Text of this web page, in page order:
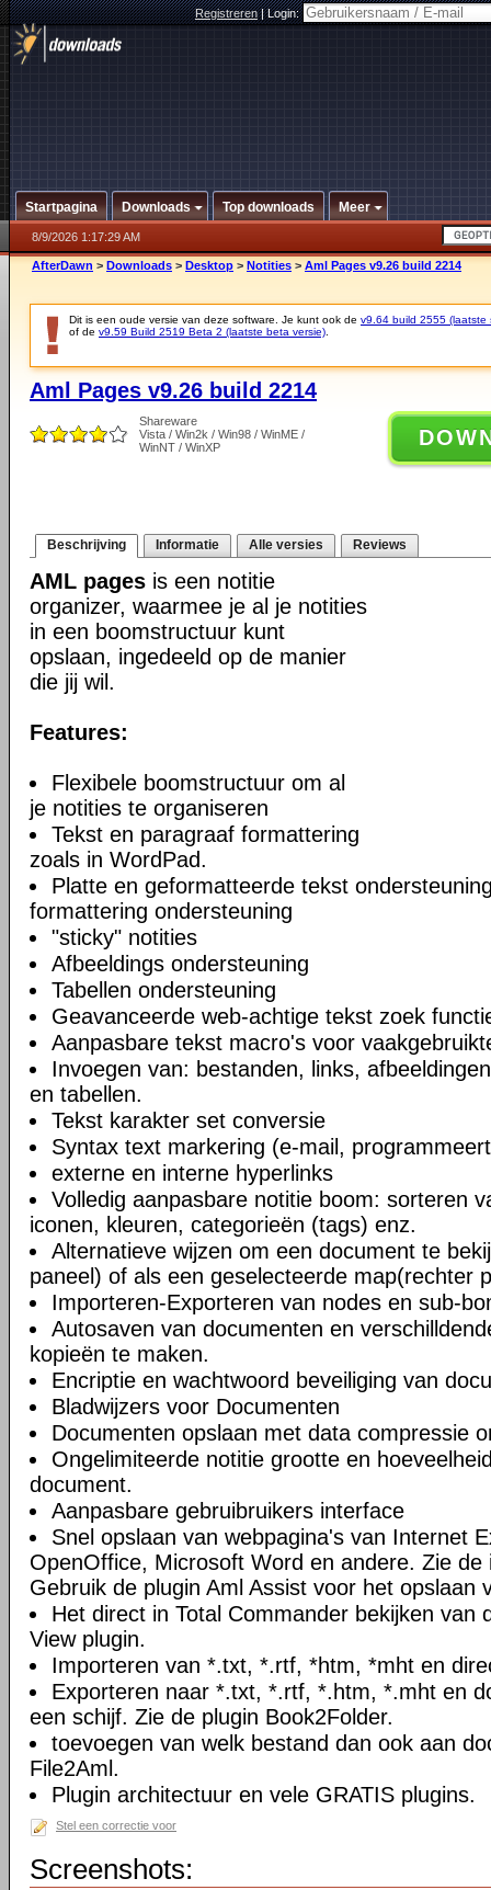
Registreren|Login:
Startpagina Downloads Top downloads Meer
8/9/2026 1:17:29 AM
AfterDawn > Downloads > Desktop > Notities > Aml Pages v9.26 build 2214
Dit is een oude versie van deze software. Je kunt ook de v9.64 build 2555 (laatste
of de v9.59 Build 2519 Beta 2 (laatste beta versie)
Aml Pages v9.26 build 2214
Shareware
Vista / Win2k / Win98 / WinME /
WinNT / WinXP
Beschrijving Informatie Alle versies Reviews
AML pages is een notitie
organizer, waarmee je al je notities
in een boomstructuur kunt
opslaan, ingedeeld op de manier
die jij wil.
Features:
Flexibele boomstructuur om al
je notities te organiseren
Tekst en paragraaf formattering
zoals in WordPad.
Platte en geformatteerde tekst
formattering ondersteuning
"sticky" notities
Afbeeldings ondersteuning
Tabellen ondersteuning
Geavanceerde web-achtige tekst zoek
Aanpasbare tekst macro's voor
Invoegen van: bestanden, links,
en tabellen.
Tekst karakter set conversie
Syntax text markering (e-mail,
externe en interne hyperlinks
Volledig aanpasbare notitie boom: sorteren
iconen, kleuren, categorieën (tags) enz.
Alternatieve wijzen om een document te
paneel) of als een geselecteerde map(rechter
Importeren-Exporteren van nodes en sub-
Autosaven van documenten en
kopieën te maken.
Encriptie en wachtwoord beveiliging van
Bladwijzers voor Documenten
Documenten opslaan met data compressie
Ongelimiteerde notitie grootte en
document.
Aanpasbare gebruibruikers interface
Snel opslaan van webpagina's van Internet
OpenOffice, Microsoft Word en andere. Zie de
Gebruik de plugin Aml Assist voor het opslaan
Het direct in Total Commander bekijken van
View plugin.
Importeren van *.txt, *.rtf, *htm, *mht en
Exporteren naar *.txt, *.rtf, *.htm, *.mht en
een schijf. Zie de plugin Book2Folder.
toevoegen van welk bestand dan ook aan
File2Aml.
Plugin architectuur en vele GRATIS plugins.
Stel een correctie voor
Screenshots: